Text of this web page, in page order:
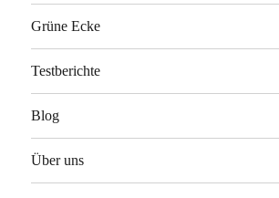
Grüne Ecke
Testberichte
Blog
Über uns